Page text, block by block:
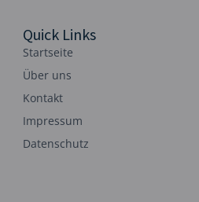
Quick Links
Startseite
Über uns
Kontakt
Impressum
Datenschutz